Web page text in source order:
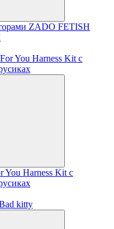
ZADO FETISH
You Harness Kit с